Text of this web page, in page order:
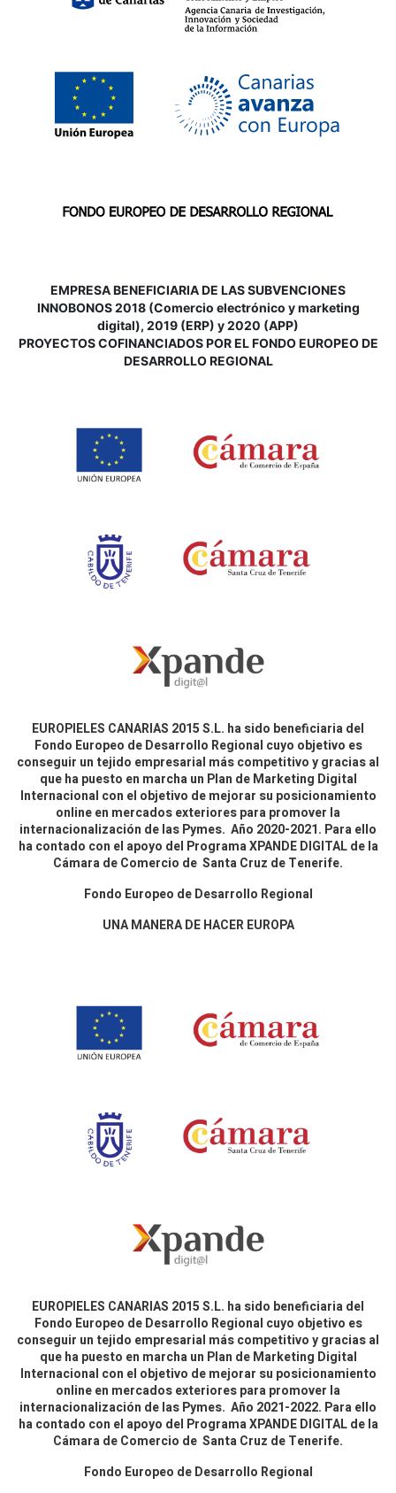
EMPRESA BENEFICIARIA DE LAS SUBVENCIONES
INNOBONOS 2018 (Comercio electrónico y marketing
digital), 2019 (ERP) y 2020 (APP)
PROYECTOS COFINANCIADOS POR EL FONDO EUROPEO DE
DESARROLLO REGIONAL
EUROPIELES CANARIAS 2015 S.L. ha sido beneficiaria del
Fondo Europeo de Desarrollo Regional cuyo objetivo es
conseguir un tejido empresarial más competitivo y gracias al
que ha puesto en marcha un Plan de Marketing Digital
Internacional con el objetivo de mejorar su posicionamiento
online en mercados exteriores para promover la
internacionalización de las Pymes. Año 2020-2021. Para ello
ha contado con el apoyo del Programa XPANDE DIGITAL de la
Cámara de Comercio de Santa Cruz de Tenerife.
Fondo Europeo de Desarrollo Regional
UNA MANERA DE HACER EUROPA
EUROPIELES CANARIAS 2015 S.L. ha sido beneficiaria del
Fondo Europeo de Desarrollo Regional cuyo objetivo es
conseguir un tejido empresarial más competitivo y gracias al
que ha puesto en marcha un Plan de Marketing Digital
Internacional con el objetivo de mejorar su posicionamiento
online en mercados exteriores para promover la
internacionalización de las Pymes. Año 2021-2022. Para ello
ha contado con el apoyo del Programa XPANDE DIGITAL de la
Cámara de Comercio de Santa Cruz de Tenerife.
Fondo Europeo de Desarrollo Regional